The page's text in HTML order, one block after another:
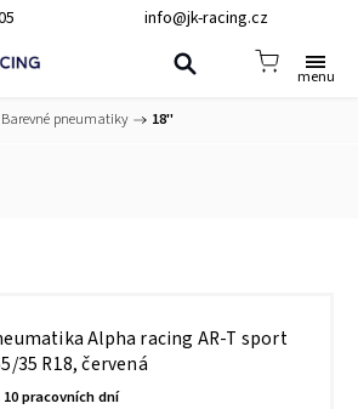
info@jk-racing.cz
Barevné pneumatiky / 18"
Alpha racing AR-T sport
35 R18, červená
10 pracovních dní